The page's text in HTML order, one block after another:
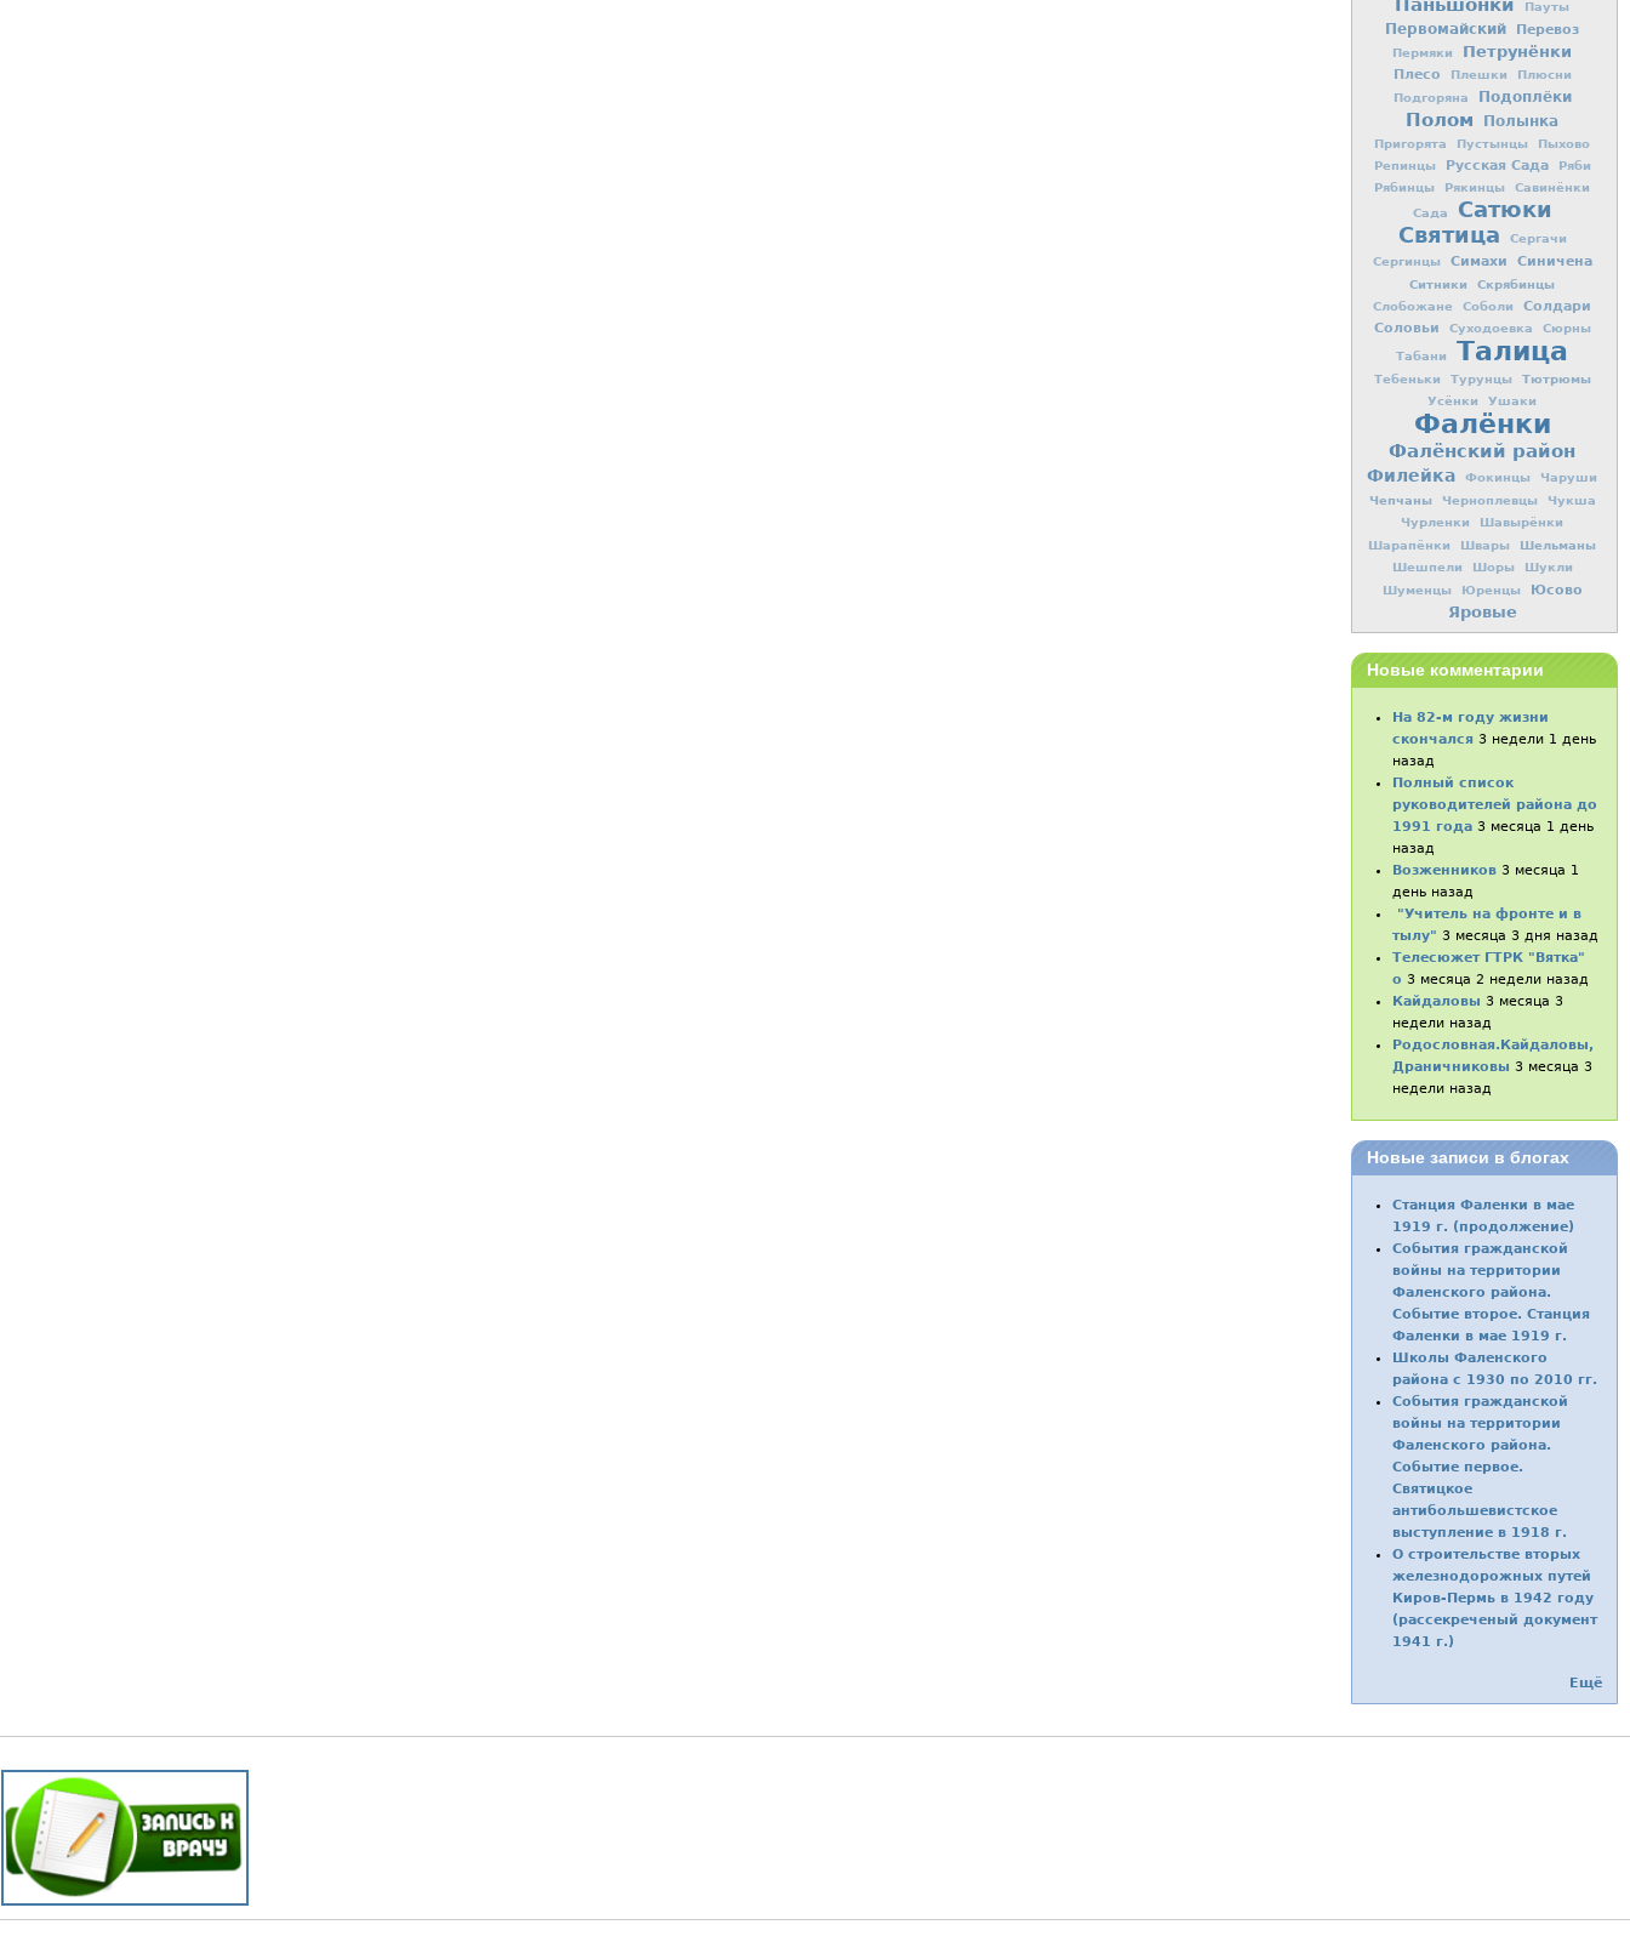
Пауты
Первомайский Перевоз
Пермяки Петрунёнки
Плесо Плешки
Плюсни
Подгоряна
Подоплёки
Полом Полынка
Пригорята Пустынцы
Пыхово
Репинцы
Русская Сада
Ряби
Рябинцы
Рякинцы
Савинёнки
Сада
Сатюки
Святица
Сергачи
Сергинцы
Симахи Синичена
Ситники Скрябинцы
Слобожане Соболи
Солдари
Соловьи
Суходоевка Сюрны
Табани Талица
Тебеньки Турунцы Тютрюмы
Усёнки Ушаки
Фалёнки
Фалёнский район
Филейка Фокинцы Чаруши
Чепчаны Черноплевцы
Чукша
Чурленки
Шавырёнки
Шарапёнки
Швары Шельманы
Шешпели Шоры
Шукли
Шуменцы
Юренцы Юсово
Яровые
Новые комментарии
На 82-м году жизни
скончался 3 недели 1 день
назад
Полный список
руководителей района до
1991 года 3 месяца 1 день
назад
Возженников 3 месяца 1
день назад
"Учитель на фронте и в
тылу" 3 месяца 3 дня назад
Телесюжет ГТРК "Вятка"
о 3 месяца 2 недели назад
Кайдаловы 3 месяца 3
недели назад
Родословная.Кайдаловы,
Драничниковы 3 месяца 3
недели назад
Новые записи в блогах
Станция Фаленки в мае
1919 г. (продолжение)
События гражданской
войны на территории
Фаленского района.
Событие второе. Станция
Фаленки в мае 1919 г.
Школы Фаленского
района с 1930 по 2010 гг.
События гражданской
войны на территории
Фаленского района.
Событие первое.
Святицкое
антибольшевистское
выступление в 1918 г.
О строительстве вторых
железнодорожных путей
Киров-Пермь в 1942 году
(рассекреченый документ
1941 г.)
Ещё